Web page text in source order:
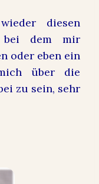
diesen
bei dem mir
oder eben ein
über die
zu sein, sehr